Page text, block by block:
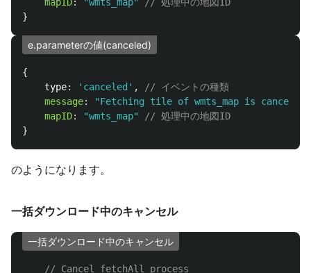
}
e.parameterの値(canceled)
{
type: ' canceled ' ,
// イベントの種類
message: "Fetching tile of wmts_map is canceled
mapID: "wmts_map"
// 処理中の地図ID
}
のようになります。
一括ダウンロード中のキャンセル
一括ダウンロード中のキャンセル
// Cancel fetchAll process